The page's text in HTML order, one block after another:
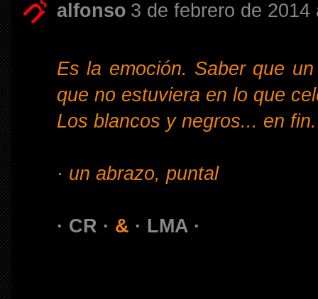
alfonso 3 de febrero de 2014
Es la emoción. Saber que
que no estuviera en lo que
Los blancos y negros... en
· un abrazo, puntal
· CR · & · LMA ·